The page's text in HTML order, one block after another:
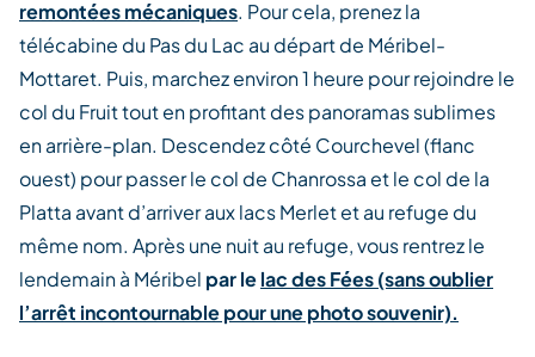
remontées mécaniques. Pour cela, prenez la
télécabine du Pas du Lac au départ de Méribel-
Mottaret. Puis, marchez environ 1 heure pour rejoindre le
col du Fruit tout en profitant des panoramas sublimes
en arrière-plan. Descendez côté Courchevel (flanc
ouest) pour passer le col de Chanrossa et le col de la
Platta avant d’arriver aux lacs Merlet et au refuge du
même nom. Après une nuit au refuge, vous rentrez le
lendemain à Méribel par lelac des Fées (sans oublier
l’arrêt incontournable pour une photo souvenir).